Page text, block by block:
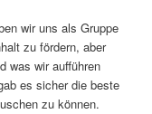
wir uns als Gruppe
zu fördern, aber
was wir aufführen
es sicher die beste
zu können.